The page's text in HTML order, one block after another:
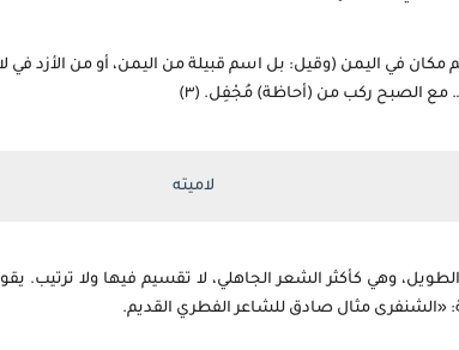
مكان في اليمن (وقيل: بل اسم قبيلة من اليمن، أو من الأزد في
مع الصبح ركب من (أحاظة) مُجْفِل. (٣)
لاميته
من البحر الطويل، وهي كأكثر الشعر الجاهلي، لا تقسيم فيها ولا
«الشنفرى مثال صادق للشاعر الفطري القديم.